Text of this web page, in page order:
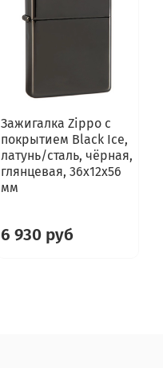
Зажигалка Zippo с
покрытием Black Ice,
латунь/сталь, чёрная,
глянцевая, 36х12х56
мм
6 930 руб